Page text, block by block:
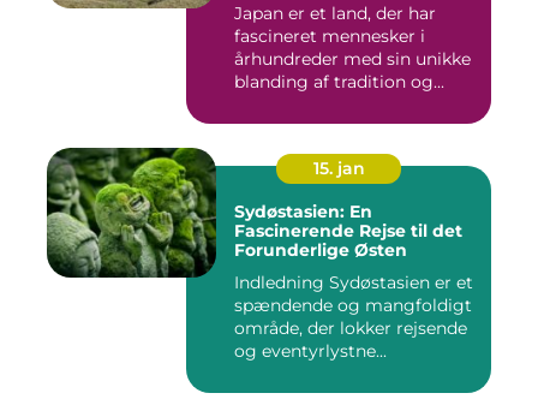
Japan er et land, der har
fascineret mennesker i
århundreder med sin unikke
blanding af tradition og...
15. jan
Sydøstasien: En
Fascinerende Rejse til det
Forunderlige Østen
Indledning Sydøstasien er et
spændende og mangfoldigt
område, der lokker rejsende
og eventyrlystne...